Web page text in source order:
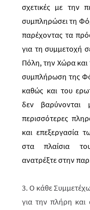
σχετικές με την
συμπληρώσει τη
παρέχοντας τα
για τη συμμετοχή
Πόλη, την Χώρα και
συμπλήρωση της
καθώς και του
δεν βαρύνονται
περισσότερες
και επεξεργασία
στα πλαίσια
ανατρέξτε στην
3. Ο κάθε
για την πλήρη